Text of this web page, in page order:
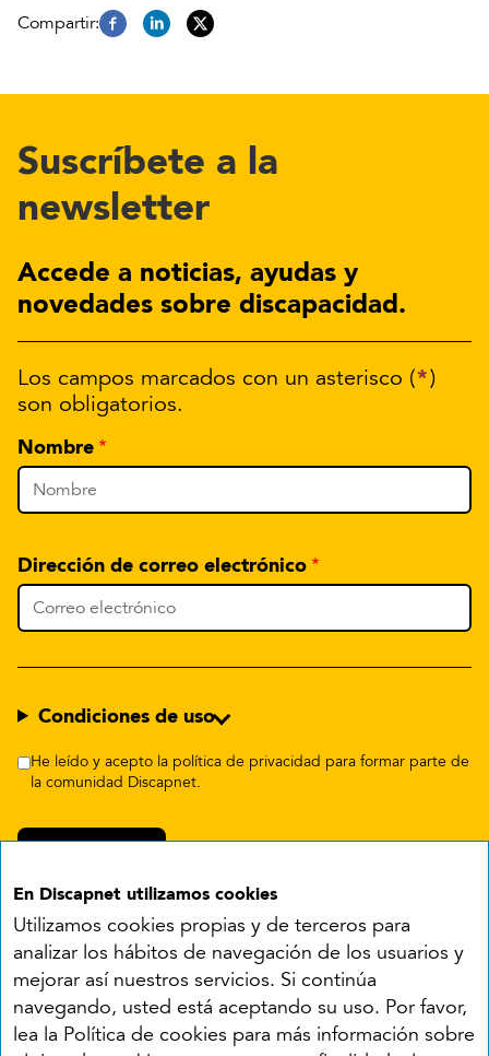
En Discapnet utilizamos cookies
Utilizamos cookies propias y de terceros para
analizar los hábitos de navegación de los usuarios y
mejorar así nuestros servicios. Si continúa
navegando, usted está aceptando su uso. Por favor,
lea la Política de cookies para más información sobre
Suscríbete a la
newsletter
Accede a noticias, ayudas y
novedades sobre discapacidad.
Los campos marcados con un asterisco (*)
son obligatorios.
Nombre
Dirección de correo electrónico
Condiciones de uso
He leído y acepto la política de privacidad para formar parte de
la comunidad Discapnet.
Síguenos en: